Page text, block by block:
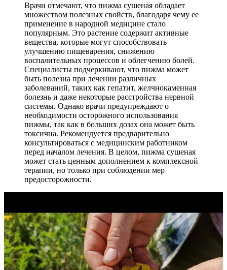
Врачи отмечают, что пижма сушеная обладает
множеством полезных свойств, благодаря чему ее
применение в народной медицине стало
популярным. Это растение содержит активные
вещества, которые могут способствовать
улучшению пищеварения, снижению
воспалительных процессов и облегчению болей.
Специалисты подчеркивают, что пижма может
быть полезна при лечении различных
заболеваний, таких как гепатит, желчнокаменная
болезнь и даже некоторые расстройства нервной
системы. Однако врачи предупреждают о
необходимости осторожного использования
пижмы, так как в больших дозах она может быть
токсична. Рекомендуется предварительно
консультироваться с медицинским работником
перед началом лечения. В целом, пижма сушеная
может стать ценным дополнением к комплексной
терапии, но только при соблюдении мер
предосторожности.